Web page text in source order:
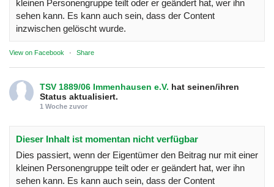
kleinen Personengruppe teilt oder er geändert hat, wer ihn
sehen kann. Es kann auch sein, dass der Content
inzwischen gelöscht wurde.
View on Facebook · Share
TSV 1889/06 Immenhausen e.V. hat seinen/ihren
Status aktualisiert.
1 Woche zuvor
Dieser Inhalt ist momentan nicht verfügbar
Dies passiert, wenn der Eigentümer den Beitrag nur mit einer
kleinen Personengruppe teilt oder er geändert hat, wer ihn
sehen kann. Es kann auch sein, dass der Content